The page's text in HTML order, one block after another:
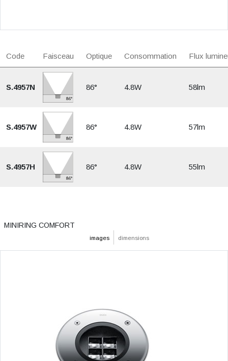
Code Faisceau Optique Consommation Flux
S.4957N 86° 4.8W 58lm
S.4957W 86° 4.8W 57lm
S.4957H 86° 4.8W 55lm
images dimensions
MINIRING COMFORT